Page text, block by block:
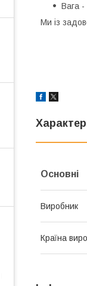
Вага -
Ми із
Основні
Виробник
Країна